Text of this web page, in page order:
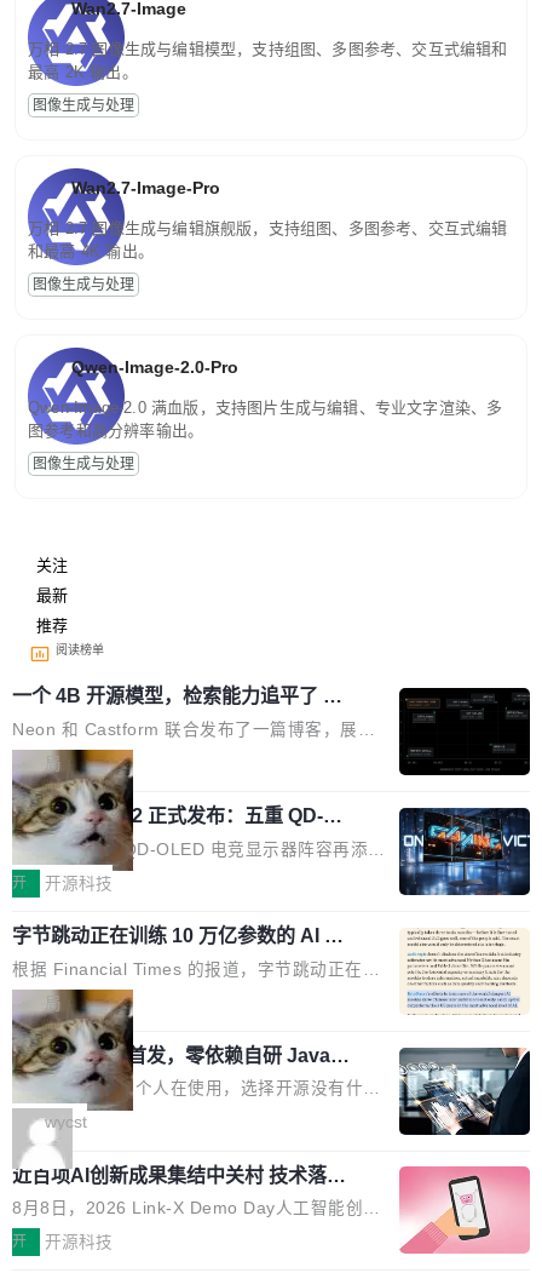
Wan2.7-Image
万相 2.7 图像生成与编辑模型，支持组图、多图参考、交互式编辑和
最高 2K 输出。
图像生成与处理
Wan2.7-Image-Pro
万相 2.7 图像生成与编辑旗舰版，支持组图、多图参考、交互式编辑
和最高 4K 输出。
图像生成与处理
Qwen-Image-2.0-Pro
Qwen-Image-2.0 满血版，支持图片生成与编辑、专业文字渲染、多
图参考和高分辨率输出。
图像生成与处理
关注
最新
推荐
阅读榜单
一个 4B 开源模型，检索能力追平了 G
PT-5.6 Sol，成本降到 1/100
Neon 和 Castform 联合发布了一篇博客，展示
了一个惊人的结果：一个 4B 参数的开源模型，
经过 RL 后训练之后，在检索任务上的准确率追
平了 GPT-5.6 Sol，但每次请求的成本只有对方
的 1/100。 具体来说，GPT-5.6 Sol 做一次典型
的多轮搜索请求需要超过 10 秒，端到端成本约
来说，这个速度和成本都"高得让人没法用"。而
4B 开源模型在推理速度上快了几个数量级，成
本低了两三个数量级。 问题在于，小模型开箱即
用时的检索能力确实远不如闭源前沿模型。差距
在哪？就在 RL 后训练。 从 RAG 到 agentic...
局
技嘉 GO27Q32 正式发布：五重 QD-OL
ED 面板加持，320Hz 极速与影院级画
面兼得
技嘉科技旗下 QD-OLED 电竞显示器阵容再添旗
舰新作。GO27Q32 将于 2026 年 9 月 15 日正
nta Tandem 五重发光架构为核心，为高端玩家
打造速度与画质不妥协的沉浸体验。 GO27Q32
搭载三星最新 QD-OLED 面板，采用 5 层串联
式发光结构，并装配全新 ObsidianShield 抗反
射镀膜，黑阶表现提升可达40%，并将表面硬度
由2H升級至3H，画面对比度与强度都提升的同
时还具有 320Hz 刷新率与 0.03ms GTG 灰阶响
应时间，从源头消除拖影与动态模糊。 1.突破 O
LED 画质局限，暗部细节...
开 开源科技
字节跳动正在训练 10 万亿参数的 AI 模
型
根据 Financial Times 的报道，字节跳动正在训
练一个 10 万亿参数的 AI 模型，目前处于预训练
阶段。 10 万亿是什么概念？Anthropic 目前最
大的模型 Mythos 5 约 8 万亿参数。DeepSeek
V4-Pro 是 1.6 万亿。月之暗面的 Kimi K3 是 2.
8 万亿。美团 LongCat-2.0 是 1.6 万亿。字节
跳动的这个未命名模型，直接跳到了 10 万亿。
预训练通常需要 3 到 6 个月，之后还有微调阶
段。按这个时间线，最早可能在 2026 年底或 2
027 年初发布。 这个节点很微妙。Anthropic 刚
在 5 月发布了 Mythos 5...
局
wastnet 开源首发，零依赖自研 Java H
TTP/2 框架，性能对标 Undertow !
这个项目一直是个人在使用，选择开源没有什么
动机理由，就是想开源了，如果非要说一个，那
就是它多少弥补了国产 Java 自研 HTTP/2 框架
这块空白——放眼国产 Java 生态，能拿出手的
HTTP/2 网络框架，要么闭源，要么底层建立在
Netty 之上，真正自研的 Java 实现几乎没有。
wycst
近百项AI创新成果集结中关村 技术落地
与产业迭代提速
8月8日，2026 Link-X Demo Day人工智能创新
项目展在北京中关村举办。本次活动由星连资
开 开源科技